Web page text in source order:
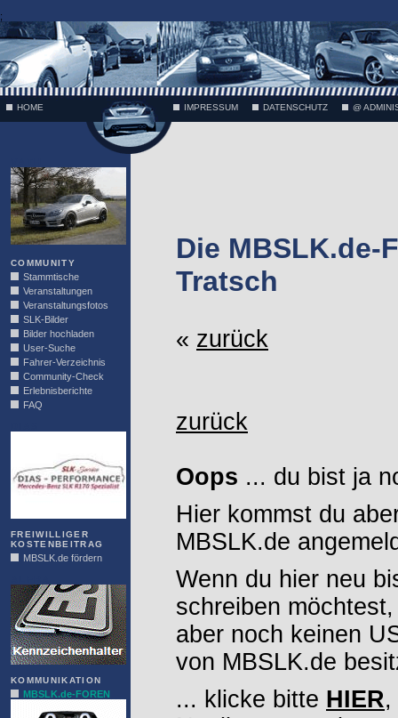
;
HOME IMPRESSUM DATENSCHUTZ @
COMMUNITY
Stammtische
Veranstaltungen
Veranstaltungsfotos
SLK-Bilder
Bilder hochladen
User-Suche
Fahrer-Verzeichnis
Community-Check
Erlebnisberichte
FAQ
FREIWILLIGER
KOSTENBEITRAG
MBSLK.de fördern
KOMMUNIKATION
MBSLK.de-FOREN
Die MBSLK.de-
Tratsch
« zurück
zurück
Oops ... du bist ja
Hier kommst du
MBSLK.de
Wenn du hier neu
schreiben möchtest,
aber noch keinen
von MBSLK.de
... klicke bitte HIER,